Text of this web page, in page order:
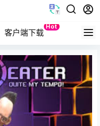
客户端下载
Hot
Quest